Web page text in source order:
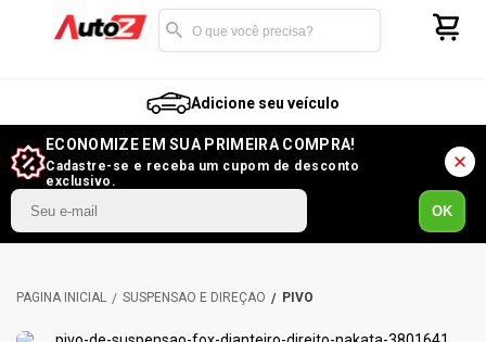
Adicione seu veículo
ECONOMIZE EM SUA PRIMEIRA COMPRA!
Cadastre-se e receba um cupom de desconto
exclusivo.
OK
SUSPENSÃO E DIREÇÃO PIVÔ